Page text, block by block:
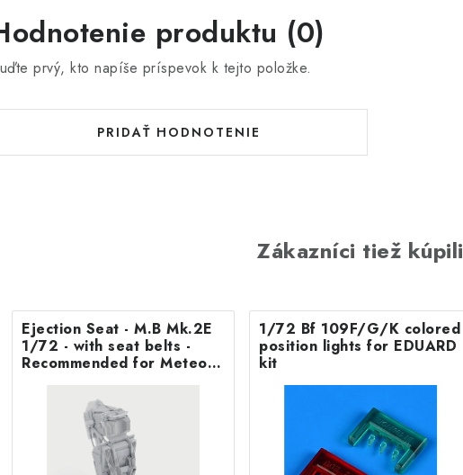
produktu (0)
prvý, kto napíše príspevok k tejto položke.
PRIDAŤ HODNOTENIE
Zákazníci tiež kúpili
Ejection Seat - M.B Mk.2E
1/72 - with seat belts -
Recommended for Meteor
1/72 Bf 109F/G/K colored
position lights for EDUARD
kit